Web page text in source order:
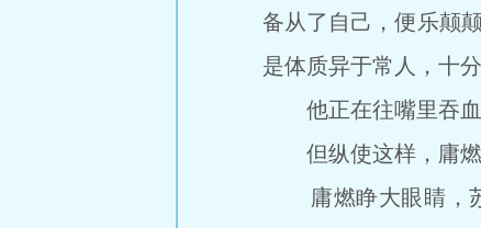
备从了自己，便乐颠
是体质异于常人，十
他正在往嘴里吞血
但纵使这样，庸燃
庸燃睁大眼睛，苏